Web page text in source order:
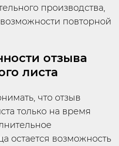
производства,
возможности повторной
отзыва
листа
что отзыв
только на время
остается возможность